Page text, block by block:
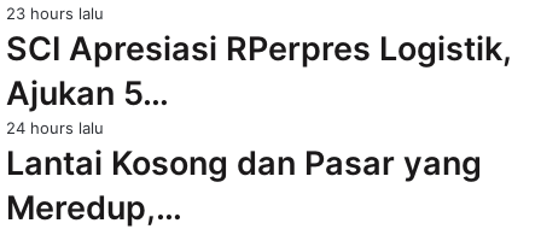
23 hours lalu
SCI Apresiasi RPerpres Logistik,
Ajukan 5…
24 hours lalu
Lantai Kosong dan Pasar yang
Meredup,…